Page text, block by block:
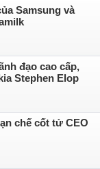
Samsung và
đạo cao cấp,
Stephen Elop
chế cốt tử CEO